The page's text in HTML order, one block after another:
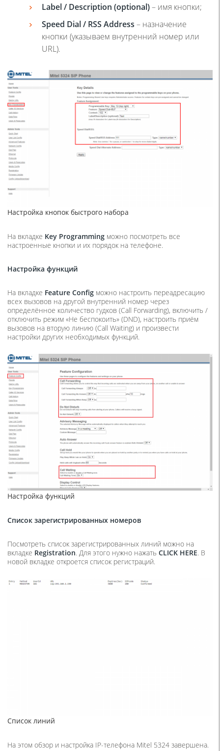
Label / Description (optional)– имя кнопки;
Speed Dial / RSS Address – назначение
кнопки (указываем внутренний номер или
URL).
Настройка кнопок быстрого набора
На вкладке Key Programming можно посмотреть все
настроенные кнопки и их порядок на телефоне.
Настройка функций
На вкладке Feature Config можно настроить переадресацию
всех вызовов на другой внутренний номер через
определённое количество гудков (Call Forwarding), включить /
отключить режим «Не беспокоить» (DND), настроить приём
вызовов на вторую линию (Call Waiting) и произвести
настройки других необходимых функций.
Настройка функций
Список зарегистрированных номеров
Посмотреть список зарегистрированных линий можно на
вкладке Registration. Для этого нужно нажать CLICK HERE. В
новой вкладке откроется список регистраций.
Список линий
На этом обзор и настройка IP-телефона Mitel 5324 завершена.